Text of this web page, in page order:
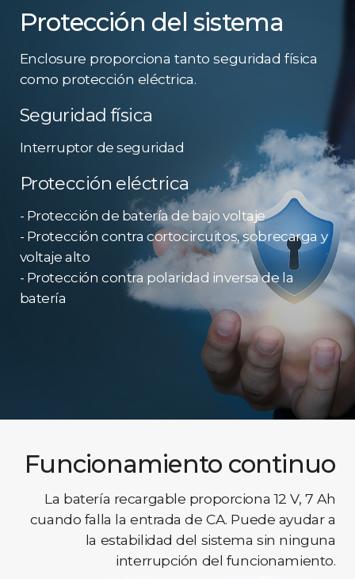
Protección del sistema
Enclosure proporciona tanto seguridad física
como protección eléctrica.
Seguridad física
Interruptor de seguridad
Protección eléctrica
- Protección de batería de bajo voltaje
- Protección contra cortocircuitos, sobrecarga y
voltaje alto
- Protección contra polaridad inversa de la
batería
Funcionamiento continuo
La batería recargable proporciona 12 V, 7 Ah
cuando falla la entrada de CA. Puede ayudar a
la estabilidad del sistema sin ninguna
interrupción del funcionamiento.